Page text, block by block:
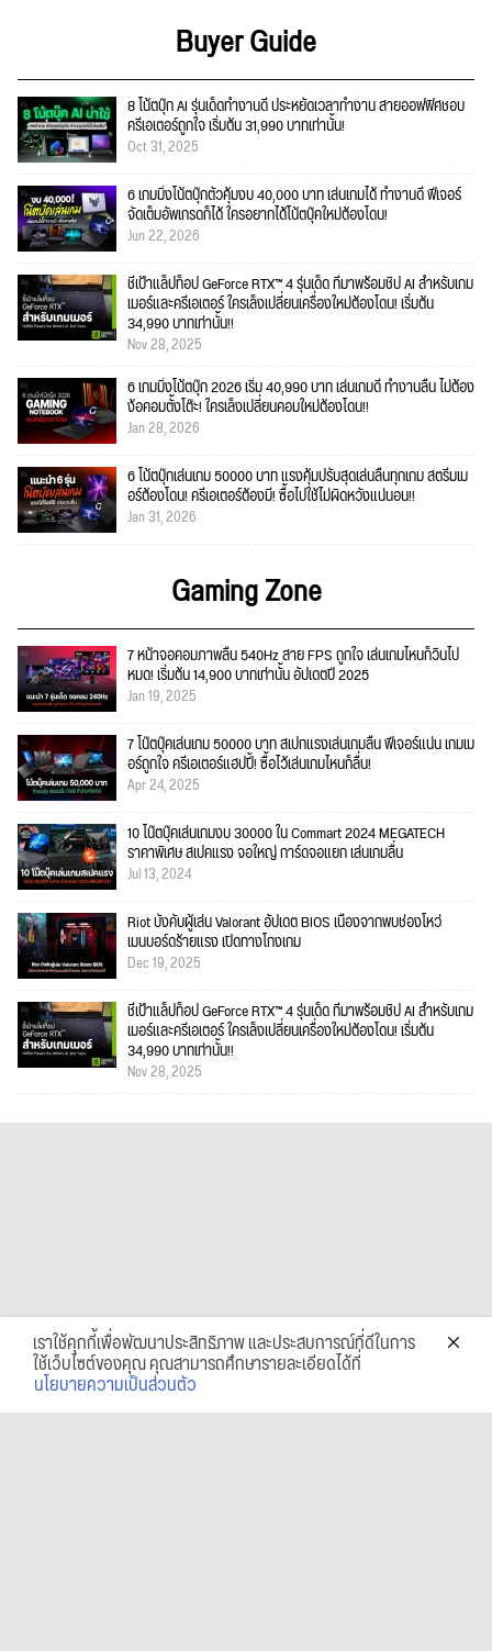
Buyer Guide
8 โน้ตบุ๊ก AI รุ่นเด็ดทำงานดี ประหยัดเวลาทำงาน สายออฟฟิศชอบ
ครีเอเตอร์ถูกใจ เริ่มต้น 31,990 บาทเท่านั้น!
Oct 31, 2025
6 เกมมิ่งโน้ตบุ๊กตัวคุ้มงบ 40,000 บาท เล่นเกมได้ ทำงานดี ฟีเจอร์
จัดเต็มอัพเกรดก็ได้ ใครอยากได้โน้ตบุ๊คใหม่ต้องโดน!
Jun 22, 2026
ชี้เป้าแล็ปท็อป GeForce RTX™ 4 รุ่นเด็ด ที่มาพร้อมชิป AI สำหรับเกม
เมอร์และครีเอเตอร์ ใครเล็งเปลี่ยนเครื่องใหม่ต้องโดน! เริ่มต้น
34,990 บาทเท่านั้น!!
Nov 28, 2025
6 เกมมิ่งโน้ตบุ๊ก 2026 เริ่ม 40,990 บาท เล่นเกมดี ทำงานลื่น ไม่ต้อง
ง้อคอมตั้งโต๊ะ! ใครเล็งเปลี่ยนคอมใหม่ต้องโดน!!
Jan 28, 2026
6 โน้ตบุ๊กเล่นเกม 50000 บาท แรงคุ้มปรับสุดเล่นลื่นทุกเกม สตรีมเม
อร์ต้องโดน! ครีเอเตอร์ต้องมี! ซื้อไปใช้ไม่ผิดหวังแน่นอน!!
Jan 31, 2026
Gaming Zone
7 หน้าจอคอมภาพลื่น 540Hz สาย FPS ถูกใจ เล่นเกมไหนก็วินไป
หมด! เริ่มต้น 14,900 บาทเท่านั้น อัปเดตปี 2025
Jan 19, 2025
7 โน๊ตบุ๊คเล่นเกม 50000 บาท สเปกแรงเล่นเกมลื่น ฟีเจอร์แน่น เกมเม
อร์ถูกใจ ครีเอเตอร์แฮปปี้! ซื้อไว้เล่นเกมไหนก็ลื่น!
Apr 24, 2025
10 โน๊ตบุ๊คเล่นเกมงบ 30000 ใน Commart 2024 MEGATECH
ราคาพิเศษ สเปคแรง จอใหญ่ การ์ดจอแยก เล่นเกมลื่น
Jul 13, 2024
Riot บังคับผู้เล่น Valorant อัปเดต BIOS เนื่องจากพบช่องโหว่
เมนบอร์ดร้ายแรง เปิดทางโกงเกม
Dec 19, 2025
ชี้เป้าแล็ปท็อป GeForce RTX™ 4 รุ่นเด็ด ที่มาพร้อมชิป AI สำหรับเกม
เมอร์และครีเอเตอร์ ใครเล็งเปลี่ยนเครื่องใหม่ต้องโดน! เริ่มต้น
34,990 บาทเท่านั้น!!
Nov 28, 2025
เราใช้คุกกี้เพื่อพัฒนาประสิทธิภาพ และประสบการณ์ที่ดีในการ
ใช้เว็บไซต์ของคุณ คุณสามารถศึกษารายละเอียดได้ที่
นโยบายความเป็นส่วนตัว